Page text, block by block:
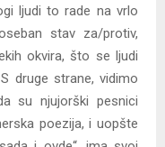
ljudi to rade na vrlo
stav za/protiv,
okvira, što se ljudi
druge strane, vidimo
su njujorški pesnici
poezija, i uopšte